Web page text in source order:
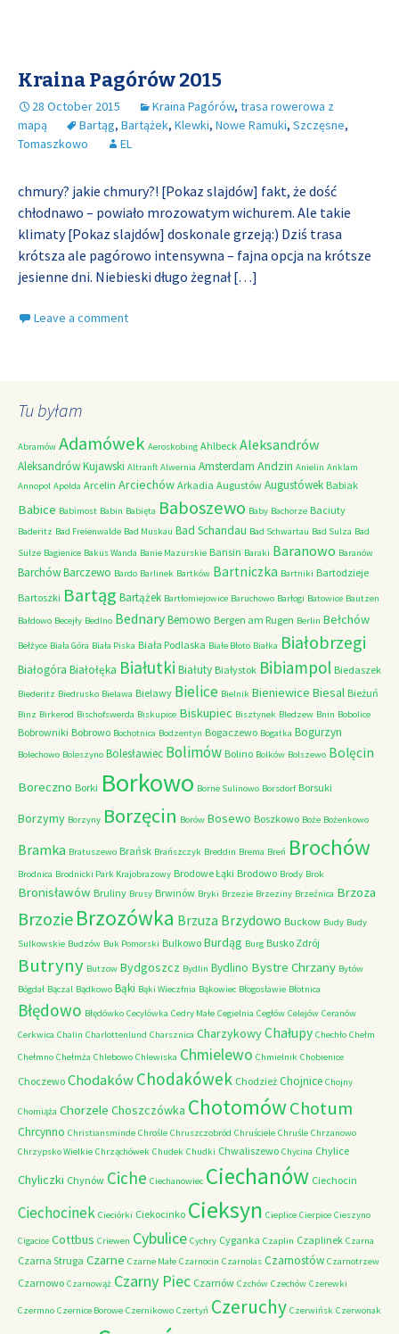
Kraina Pagórów 2015
28 October 2015 Kraina Pagórów, trasa rowerowa z
mapą
Bartąg, Bartążek, Klewki, Nowe Ramuki, Szczęsne,
Tomaszkowo
EL
chmury? jakie chmury?! [Pokaz slajdów] fakt, że dość
chłodnawo – powiało mrozowatym wichurem. Ale takie
klimaty [Pokaz slajdów] doskonale grzeją:) Dziś trasa
krótsza ale pagórowo intensywna – fajna opcja na krótsze
jesienne dni. Niebieski długo żegnał[…]
Leave a comment
Tu byłam
Abramów Adamówek Aeroskobing Ahlbeck Aleksandrów
Aleksandrów Kujawski Altranft Alwernia Amsterdam Andzin Anielin Anklam
Annopol Apolda Arcelin Arciechów Arkadia Augustów Augustówek Babiak
Babice Babimost Babin Babięta Baboszewo Baby Bachorze Baciuty
Baderitz Bad Freienwalde Bad Muskau Bad Schandau Bad Schwartau Bad Sulza Bad
Sulze Bagienice Bakus Wanda Banie Mazurskie Bansin Baraki Baranowo Baranów
BarchówBarczewo Bardo Barlinek Bartków Bartniczka Bartniki Bartodzieje
Bartoszki Bartąg Bartążek Bartłomiejowice Baruchowo Barłogi Batowice Bautzen
Bałdowo Becejły Bedlno BednaryBemowo Bergen am Rugen Berlin Bełchów
Bełżyce Biała Góra Biała Piska Biała Podlaska Białe Błoto Białka Białobrzegi
Białogóra Białołęka Białutki Białuty Białystok Bibiampol Biedaszek
Biederitz Biedrusko Bielawa Bielawy Bielice Bielnik Bieniewice Biesal Bieżuń
Binz Birkerod Bischofswerda Biskupice Biskupiec Bisztynek Bledzew Bnin Bobolice
Bobrowniki Bobrowo Bochotnica Bodzentyn Bogaczewo Bogatka Bogurzyn
Bolechowo Boleszyno Bolesławiec Bolimów Bolino Bolków Bolszewo Bolęcin
Boreczno Borki Borkowo Borne Sulinowo Borsdorf Borsuki
Borzymy Borzyny Borzęcin Borów Bosewo Boszkowo Boże Bożenkowo
Bramka Bratuszewo Brańsk Brańszczyk Breddin Brema Breń Brochów
Brodnica Brodnicki Park Krajobrazowy Brodowe Łąki Brodowo Brody Brok
Bronisławów Bruliny Brusy Brwinów Bryki Brzezie Brzeziny Brzeźnica Brzoza
Brzozie Brzozówka Brzuza Brzydowo Buckow Budy Budy
Sulkowskie Budzów Buk Pomorski Bulkowo Burdąg Burg Busko Zdrój
Butryny Butzow Bydgoszcz Bydlin Bydlino Bystre Chrzany Bytów
Bógdał Bączal Bądkowo Bąki Bąki Wieczfnia Bąkowiec Błogosławie Błotnica
Błędowo Błędówko Cecylówka Cedry Małe Cegielnia Cegłów Celejów Ceranów
Cerkwica Chalin Charlottenlund Charsznica CharzykowyChałupy Chechło Chełm
Chełmno Chełmża Chlebowo Chlewiska Chmielewo Chmielnik Chobienice
Choczewo ChodakówChodakówek Chodzież Chojnice Chojny
Chomiąża Chorzele Choszczówka ChotomówChotum
Chrcynno Christiansminde Chrośle Chruszczobród Chruściele Chruśle Chrzanowo
Chrzypsko Wielkie Chrząchówek Chudek Chudki Chwaliszewo Chycina Chylice
Chyliczki Chynów Ciche Ciechanowiec Ciechanów Ciechocin
Ciechocinek Cieciórki Ciekocinko Cieksyn Cieplice Cierpice Cieszyno
Cigacice Cottbus Criewen Cybulice Cychry Cyganka Czaplin Czaplinek Czarna
Czarna Struga Czarne Czarne Małe Czarnocin Czarnolas Czarnostów Czarnotrzew
Czarnowo Czarnowąż Czarny Piec Czarnów Czchów Czechów Czerewki
Czermno Czernice Borowe Czernikowo Czertyń Czeruchy Czerwińsk Czerwonak